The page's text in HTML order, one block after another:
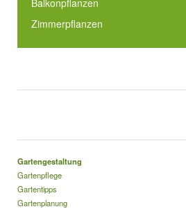
Balkonpflanzen
Zimmerpflanzen
Gartengestaltung
Gartenpflege
Gartentipps
Gartenplanung